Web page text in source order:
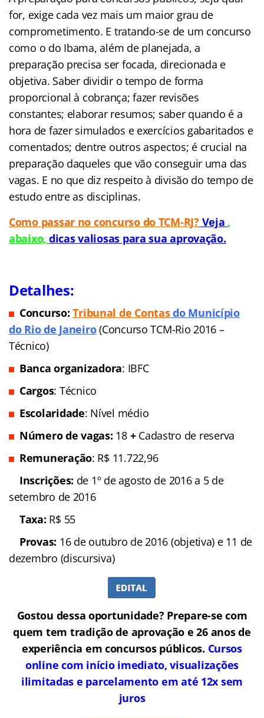
for, exige cada vez mais um maior grau de
comprometimento. E tratando-se de um concurso
como o do Ibama, além de planejada, a
preparação precisa ser focada, direcionada e
objetiva. Saber dividir o tempo de forma
proporcional à cobrança; fazer revisões
constantes; elaborar resumos; saber quando é a
hora de fazer simulados e exercícios gabaritados e
comentados; dentre outros aspectos; é crucial na
preparação daqueles que vão conseguir uma das
vagas. E no que diz respeito à divisão do tempo de
estudo entre as disciplinas.
Como passar no concurso do TCM-RJ?Veja ,
abaixo, dicas valiosas para sua aprovação.
Detalhes:
Concurso:Tribunal de Contasdo Município
do Rio de Janeiro(Concurso TCM-Rio 2016 –
Técnico)
Banca organizadora: IBFC
Cargos: Técnico
Escolaridade: Nível médio
Número de vagas: 18+ Cadastro de reserva
Remuneração: R$ 11.722,96
Inscrições: de 1º de agosto de 2016 a 5 de
setembro de 2016
Taxa: R$ 55
Provas: 16 de outubro de 2016 (objetiva) e 11 de
dezembro (discursiva)
Gostou dessa oportunidade? Prepare-se com
quem tem tradição de aprovação e 26 anos de
experiência em concursos públicos. Cursos
online com início imediato, visualizações
ilimitadas e parcelamento em até 12x sem
juros